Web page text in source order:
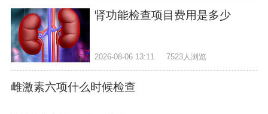
肾功能检查项目费用是多少
2026-08-06 13:11 7523人浏览
雌激素六项什么时候检查